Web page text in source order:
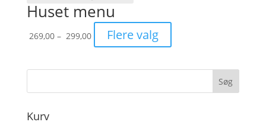
Huset menu
269,00 – 299,00Prisinterval:
269,00
299,00
Flere valg
Kurv